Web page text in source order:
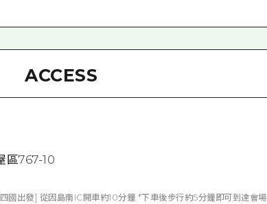
ACCESS
區767-10
國出發] 從因島南IC開車約10分鐘 *下車後步行約5分鐘即可到達會場